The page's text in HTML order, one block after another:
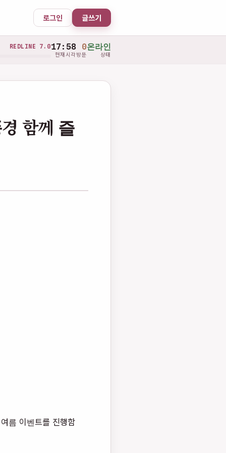
로그인 글쓰기
REDLINE 7.017:58
현재시각
0
방문
온라인
상태
함께 즐
름 이벤트를 진행함